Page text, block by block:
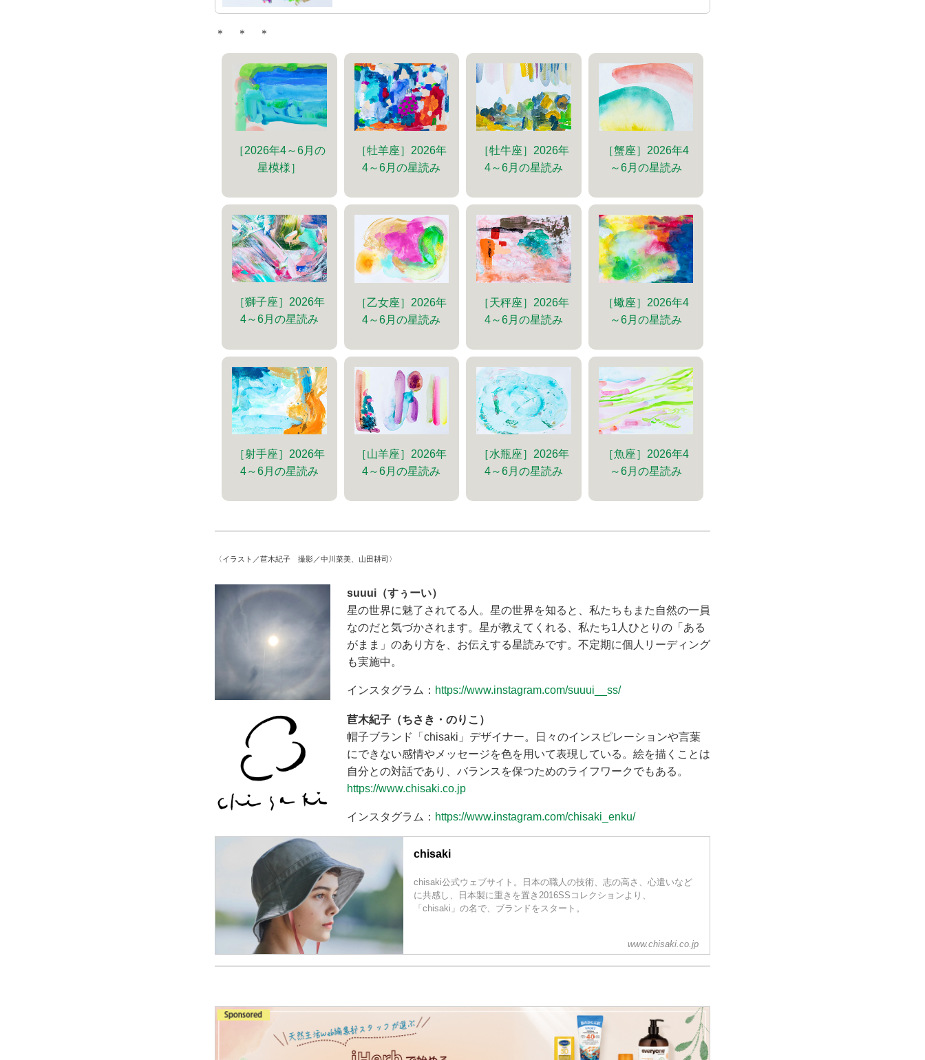
＊ ＊ ＊
［2026年4～6月の
星模様］
［牡羊座］2026年
4～6月の星読み
［牡牛座］2026年
4～6月の星読み
［蟹座］2026年4
～6月の星読み
［獅子座］2026年
4～6月の星読み
［乙女座］2026年
4～6月の星読み
［天秤座］2026年
4～6月の星読み
［蠍座］2026年4
～6月の星読み
［射手座］2026年
4～6月の星読み
［山羊座］2026年
4～6月の星読み
［水瓶座］2026年
4～6月の星読み
［魚座］2026年4
～6月の星読み
〈イラスト／苣木紀子 撮影／中川菜美、山田耕司〉
suuui（すぅーい）
星の世界に魅了されてる人。星の世界を知ると、私たちもまた自然の一員
なのだと気づかされます。星が教えてくれる、私たち1人ひとりの「ある
がまま」のあり方を、お伝えする星読みです。不定期に個人リーディング
も実施中。
インスタグラム： https://www.instagram.com/suuui__ss/
苣木紀子（ちさき・のりこ）
帽子ブランド「chisaki」デザイナー。日々のインスピレーションや言葉
にできない感情やメッセージを色を用いて表現している。絵を描くことは
自分との対話であり、バランスを保つためのライフワークでもある。
https://www.chisaki.co.jp
インスタグラム： https://www.instagram.com/chisaki_enku/
chisaki
chisaki公式ウェブサイト。日本の職人の技術、志の高さ、心遣いなど
に共感し、日本製に重きを置き2016SSコレクションより、
「chisaki」の名で、ブランドをスタート。
www.chisaki.co.jp